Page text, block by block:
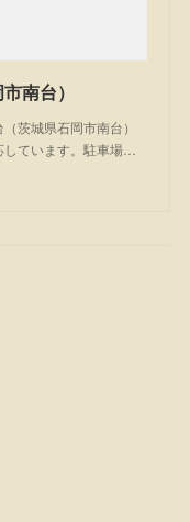
南台）
茨城県石岡市南台）
しています。駐車場…